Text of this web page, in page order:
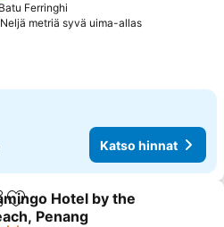
Batu Ferringhi
Neljä metriä syvä uima-allasKatso
Katso hinnat
Lisää suosikkeihin
Hotel by the
Penang